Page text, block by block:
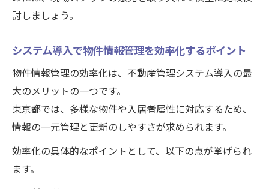
討しましょう。
システム導入で物件情報管理を効率化するポイント
物件情報管理の効率化は、不動産管理システム導入の最
大のメリットの一つです。
東京都では、多様な物件や入居者属性に対応するため、
情報の一元管理と更新のしやすさが求められます。
効率化の具体的なポイントとして、以下の点が挙げられ
ます。